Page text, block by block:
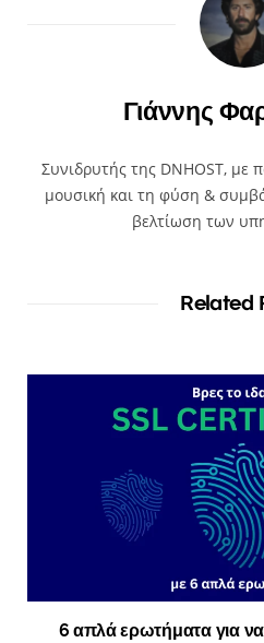
Γιάννης
Συνιδρυτής της DNHOST, με
μουσική και τη φύση &
βελτίωση των
Related
6 απλά ερωτήματα για να